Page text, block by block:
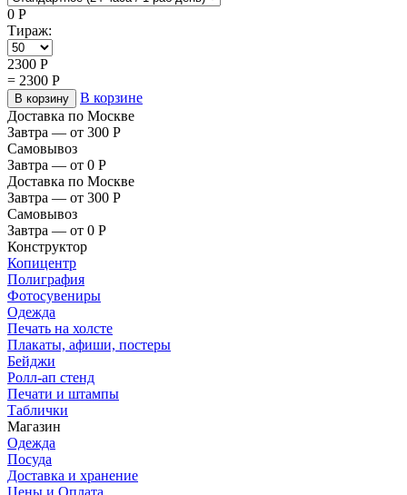
0 Р
Тираж:
2300 Р
= 2300 Р
В корзину
В корзине
Доставка по Москве
Завтра — от 300 Р
Самовывоз
Завтра — от 0 Р
Доставка по Москве
Завтра — от 300 Р
Самовывоз
Завтра — от 0 Р
Конструктор
Копицентр
Полиграфия
Фотосувениры
Одежда
Печать на холсте
Плакаты, афиши, постеры
Бейджи
Ролл-ап стенд
Печати и штампы
Таблички
Магазин
Одежда
Посуда
Доставка и хранение
Цены и Оплата